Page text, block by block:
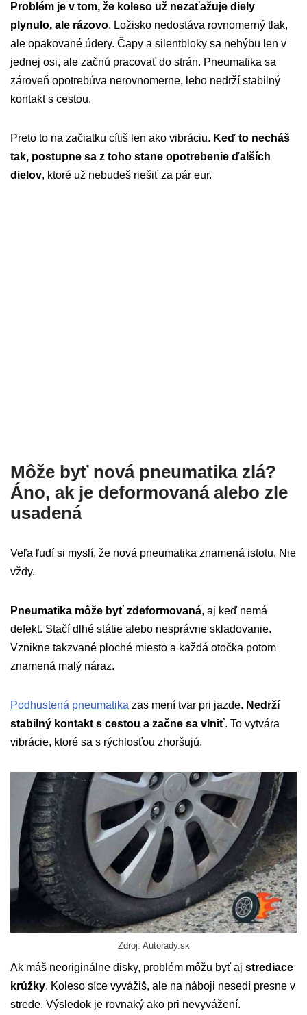
Problém je v tom, že koleso už nezaťažuje diely
plynulo, ale rázovo. Ložisko nedostáva rovnomerný tlak,
ale opakované údery. Čapy a silentbloky sa nehýbu len v
jednej osi, ale začnú pracovať do strán. Pneumatika sa
zároveň opotrebúva nerovnomerne, lebo nedrží stabilný
kontakt s cestou.
Preto to na začiatku cítiš len ako vibráciu. Keď to necháš
tak, postupne sa z toho stane opotrebenie ďalších
dielov, ktoré už nebudeš riešiť za pár eur.
Môže byť nová pneumatika zlá?
Áno, ak je deformovaná alebo zle
usadená
Veľa ľudí si myslí, že nová pneumatika znamená istotu. Nie
vždy.
Pneumatika môže byť zdeformovaná, aj keď nemá
defekt. Stačí dlhé státie alebo nesprávne skladovanie.
Vznikne takzvané ploché miesto a každá otočka potom
znamená malý náraz.
Podhustená pneumatika zas mení tvar pri jazde. Nedrží
stabilný kontakt s cestou a začne sa vlniť. To vytvára
vibrácie, ktoré sa s rýchlosťou zhoršujú.
Zdroj: Autorady.sk
Ak máš neoriginálne disky, problém môžu byť aj strediace
krúžky. Koleso síce vyvážiš, ale na náboji nesedí presne v
strede. Výsledok je rovnaký ako pri nevyvážení.